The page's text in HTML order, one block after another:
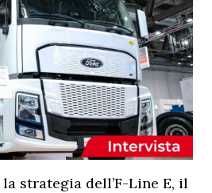
strategia dell’F-Line E, il